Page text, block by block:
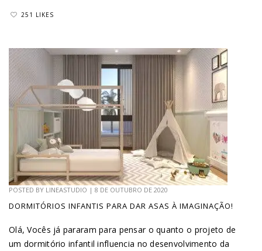
251 LIKES
POSTED BY LINEASTUDIO | 8 DE OUTUBRO DE 2020
DORMITÓRIOS INFANTIS PARA DAR ASAS À IMAGINAÇÃO!
Olá, Vocês já pararam para pensar o quanto o projeto de
um dormitório infantil influencia no desenvolvimento da